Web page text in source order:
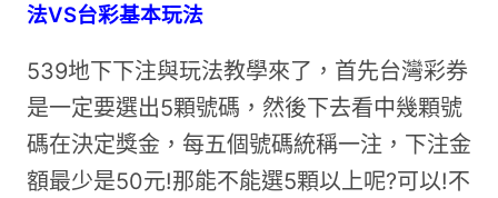
法VS台彩基本玩法
539地下下注與玩法教學來了，首先台灣彩券
是一定要選出5顆號碼，然後下去看中幾顆號
碼在決定獎金，每五個號碼統稱一注，下注金
額最少是50元!那能不能選5顆以上呢?可以!不